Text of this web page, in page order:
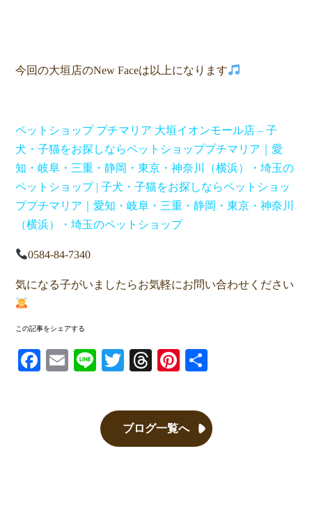
今回の大垣店のNew Faceは以上になります
ペットショップ プチマリア 大垣イオンモール店 – 子
犬・子猫をお探しならペットショッププチマリア｜愛
知・岐阜・三重・静岡・東京・神奈川（横浜）・埼玉の
ペットショップ | 子犬・子猫をお探しならペットショッ
ププチマリア｜愛知・岐阜・三重・静岡・東京・神奈川
（横浜）・埼玉のペットショップ
0584-84-7340
気になる子がいましたらお気軽にお問い合わせください
この記事をシェアする
FacebookEmail Line Twitter Threads Pinterest
ブログ一覧へ